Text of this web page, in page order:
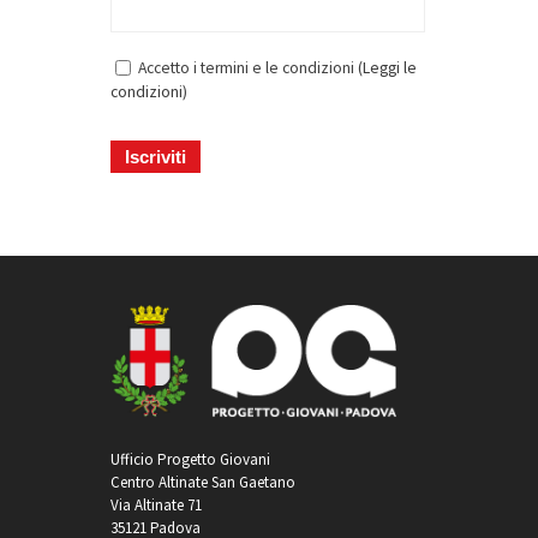
Accetto i termini e le condizioni (Leggi le
condizioni)
Ufficio Progetto Giovani
Centro Altinate San Gaetano
Via Altinate 71
35121 Padova